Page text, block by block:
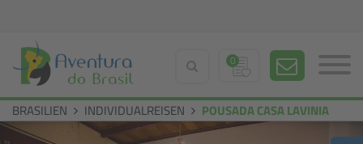
0
BRASILIEN INDIVIDUALREISEN POUSADA CASA LAVINIA